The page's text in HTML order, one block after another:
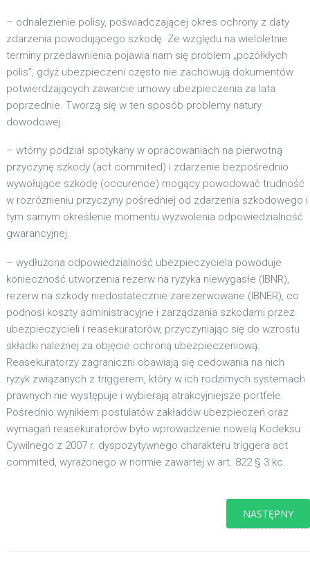
– odnalezienie polisy, poświadczającej okres ochrony z daty
zdarzenia powodującego szkodę. Ze względu na wieloletnie
terminy przedawnienia pojawia nam się problem „pożółkłych
polis”, gdyż ubezpieczeni często nie zachowują dokumentów
potwierdzających zawarcie umowy ubezpieczenia za lata
poprzednie. Tworzą się w ten sposób problemy natury
dowodowej.
– wtórny podział spotykany w opracowaniach na pierwotną
przyczynę szkody (act commited) i zdarzenie bezpośrednio
wywołujące szkodę (occurence) mogący powodować trudność
w rozróżnieniu przyczyny pośredniej od zdarzenia szkodowego i
tym samym określenie momentu wyzwolenia odpowiedzialność
gwarancyjnej.
– wydłużona odpowiedzialność ubezpieczyciela powoduje
konieczność utworzenia rezerw na ryzyka niewygasłe (IBNR),
rezerw na szkody niedostatecznie zarezerwowane (IBNER), co
podnosi koszty administracyjne i zarządzania szkodami przez
ubezpieczycieli i reasekuratorów, przyczyniając się do wzrostu
składki należnej za objęcie ochroną ubezpieczeniową.
Reasekuratorzy zagraniczni obawiają się cedowania na nich
ryzyk związanych z triggerem, który w ich rodzimych systemach
prawnych nie występuje i wybierają atrakcyjniejsze portfele.
Pośrednio wynikiem postulatów zakładów ubezpieczeń oraz
wymagań reasekuratorów było wprowadzenie nowelą Kodeksu
Cywilnego z 2007 r. dyspozytywnego charakteru triggera act
commited, wyrażonego w normie zawartej w art. 822 § 3 kc.
NASTĘPNY